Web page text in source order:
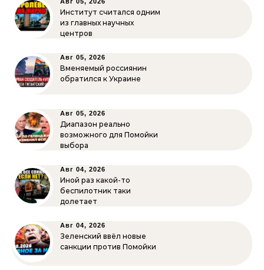
Институт считался одним
из главных научных
центров
Авг 05, 2026
Вменяемый россиянин
обратился к Украине
Авг 05, 2026
Диапазон реально
возможного для Помойки
выбора
Авг 04, 2026
Иной раз какой-то
беспилотник таки
долетает
Авг 04, 2026
Зеленский ввёл новые
санкции против Помойки